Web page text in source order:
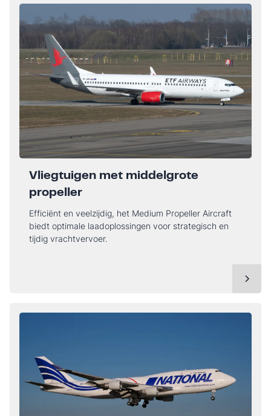
Vliegtuigen met middelgrote
propeller
Efficiënt en veelzijdig, het Medium Propeller Aircraft
biedt optimale laadoplossingen voor strategisch en
tijdig vrachtvervoer.